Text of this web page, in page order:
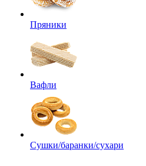
Пряники
Вафли
Сушки/баранки/сухари